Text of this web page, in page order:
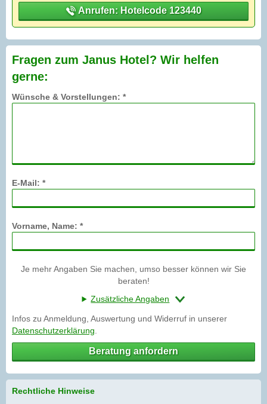
Anrufen: Hotelcode 123440
Fragen zum Janus Hotel? Wir helfen
gerne:
Wünsche & Vorstellungen: *
E-Mail: *
Vorname, Name: *
Je mehr Angaben Sie machen, umso besser können wir Sie
beraten!
Zusätzliche Angaben
Infos zu Anmeldung, Auswertung und Widerruf in unserer
Datenschutzerklärung
Beratung anfordern
Rechtliche Hinweise